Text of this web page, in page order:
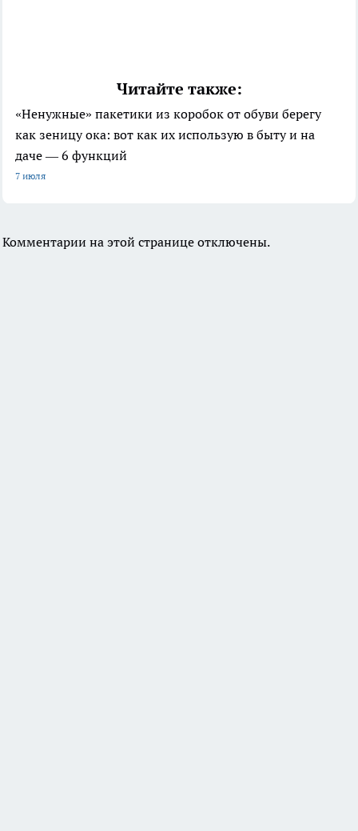
Читайте также:
«Ненужные» пакетики из коробок от обуви берегу
как зеницу ока: вот как их использую в быту и на
даче — 6 функций
7 июля
Комментарии на этой странице отключены.